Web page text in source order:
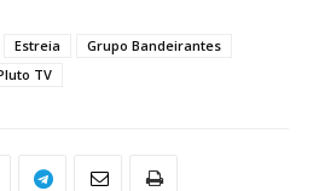
Estreia
Grupo Bandeirantes
TV